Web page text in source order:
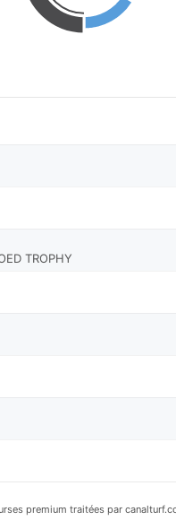
TROPHY
premium traitées par